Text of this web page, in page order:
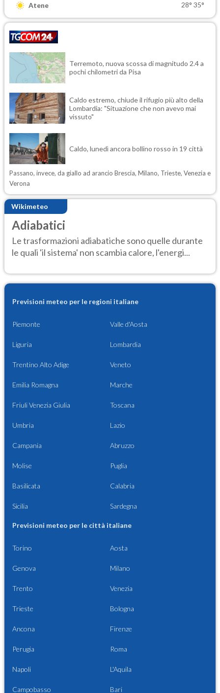
Atene 28° 35°
Terremoto, nuova scossa di magnitudo 2.4 a
pochi chilometri da Pisa
Caldo estremo, chiude il rifugio più alto della
Lombardia: "Situazione che non avevo mai
vissuto"
Caldo, lunedì ancora bollino rosso in 19 città
Passano, invece, da giallo ad arancio Brescia, Milano, Trieste, Venezia e
Verona
Wikimeteo
Adiabatici
Le trasformazioni adiabatiche sono quelle durante
le quali 'il sistema' non scambia calore, l'energi...
Previsioni meteo per le regioni italiane
Piemonte Valle d'Aosta
Liguria Lombardia
Trentino Alto Adige Veneto
Emilia Romagna Marche
Friuli Venezia Giulia Toscana
Umbria Lazio
Campania Abruzzo
Molise Puglia
Basilicata Calabria
Sicilia Sardegna
Previsioni meteo per le città italiane
Torino Aosta
Genova Milano
Trento Venezia
Trieste Bologna
Ancona Firenze
Perugia Roma
Napoli L'Aquila
Campobasso Bari